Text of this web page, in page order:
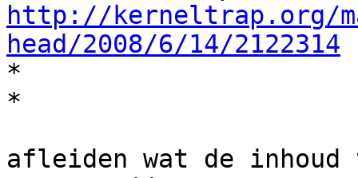
http://kerneltrap.org/
head/2008/6/14/2122314
*
*
afleiden wat de inhoud